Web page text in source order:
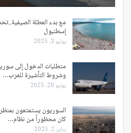
مع بدء العطلة
إسطنبول
يوليو 3, 2025
وشروط التأشيرة للعرب…
يونيو 20, 2025
السوريون يستمتعون
كان محظوراً من نظام…
يناير 2, 2025